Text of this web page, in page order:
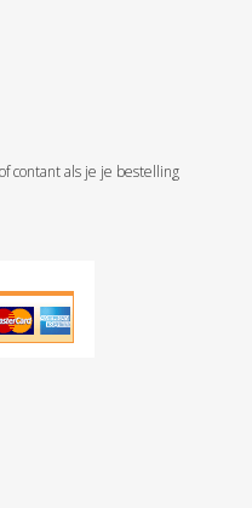
contant als je je bestelling